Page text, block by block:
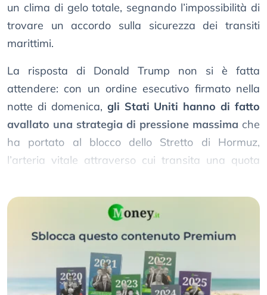
un clima di gelo totale, segnando l’impossibilità di
trovare un accordo sulla sicurezza dei transiti
marittimi.
La risposta di Donald Trump non si è fatta
attendere: con un ordine esecutivo firmato nella
notte di domenica, gli Stati Uniti hanno di fatto
avallato una strategia di pressione massima che
ha portato al blocco dello Stretto di Hormuz,
l’arteria vitale attraverso cui transita una quota